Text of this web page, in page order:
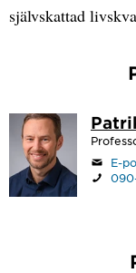
självskattad
E-